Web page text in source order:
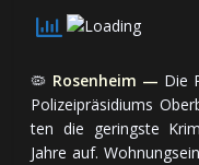
🦠 Rosenheim — Die
Po­li­zei­prä­si­di­ums
ten die ge­rings­te
Jah­re auf.